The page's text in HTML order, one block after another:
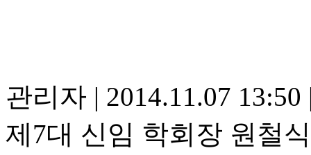
관리자 | 2014.11.07 13:50
제7대 신임 학회장 원철